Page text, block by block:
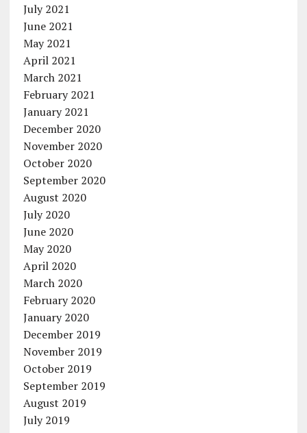
July 2021
June 2021
May 2021
April 2021
March 2021
February 2021
January 2021
December 2020
November 2020
October 2020
September 2020
August 2020
July 2020
June 2020
May 2020
April 2020
March 2020
February 2020
January 2020
December 2019
November 2019
October 2019
September 2019
August 2019
July 2019